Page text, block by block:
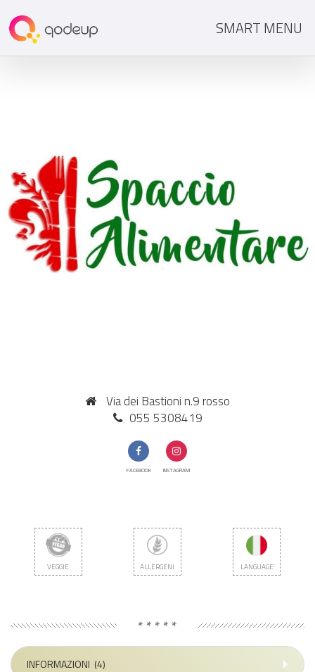
SMART MENU
Via dei Bastioni n.9 rosso
055 5308419
FACEBOOK INSTAGRAM
VEGGIE ALLERGENI LANGUAGE
* * * * *
INFORMAZIONI (4)